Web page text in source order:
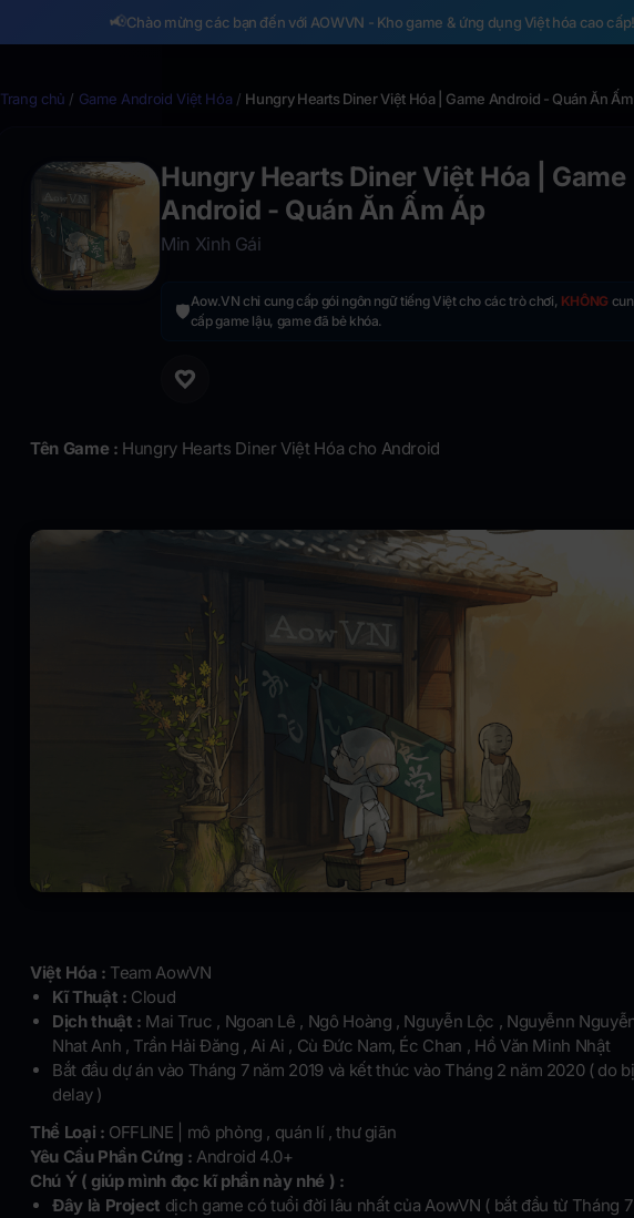
📢Chào mừng các bạn đến với AOWVN - Kho game & ứng dụng Việt hóa cao cấp!
Trang chủ / Game Android Việt Hóa / Hungry Hearts Diner Việt Hóa | Game Android - Quán Ăn
Hungry Hearts Diner Việt Hóa | Game
Android - Quán Ăn Ấm Áp
Min Xinh Gái
🛡️Aow.VN chỉ cung cấp gói ngôn ngữ tiếng Việt cho các trò chơi, KHÔNG
cấp game lậu, game đã bẻ khóa.
Tên Game : Hungry Hearts Diner Việt Hóa cho Android
Việt Hóa : Team AowVN
Kĩ Thuật : Cloud
Dịch thuật : Mai Truc , Ngoan Lê , Ngô Hoàng , Nguyễn Lộc , Nguyễnn
Nhat Anh , Trần Hải Đăng , Ai Ai , Cù Đức Nam, Éc Chan , Hồ Văn Minh Nhật
Bắt đầu dự án vào Tháng 7 năm 2019 và kết thúc vào Tháng 2 năm 2020 ( do bị
delay )
Thể Loại : OFFLINE | mô phỏng , quán lí , thư giãn
Yêu Cầu Phần Cứng : Android 4.0+
Chú Ý ( giúp mình đọc kĩ phần này nhé ) :
Đây là Project dịch game có tuổi đời lâu nhất của AowVN ( bắt đầu từ Tháng